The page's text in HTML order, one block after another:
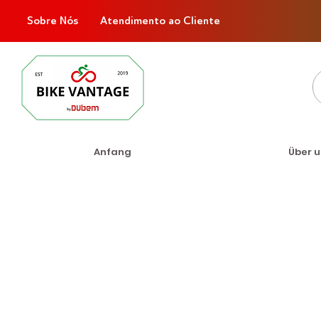
Sobre Nós Atendimento ao Cliente
Anfang Über